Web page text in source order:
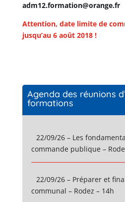
adm12.formation@orange.fr
Attention, date limite de
jusqu’au 6 août 2018 !
Agenda des réunions
formations
22/09/26 – Les
commande publique –
22/09/26 – Préparer et
communal – Rodez – 14h